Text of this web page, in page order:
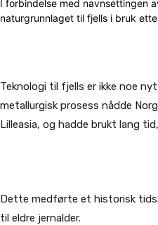
I forbindelse med navnsettingen
naturgrunnlaget til fjells i bruk
Teknologi til fjells er ikke noe
metallurgisk prosess nådde
Lilleasia, og hadde brukt lang
Dette medførte et historisk
til eldre jernalder.